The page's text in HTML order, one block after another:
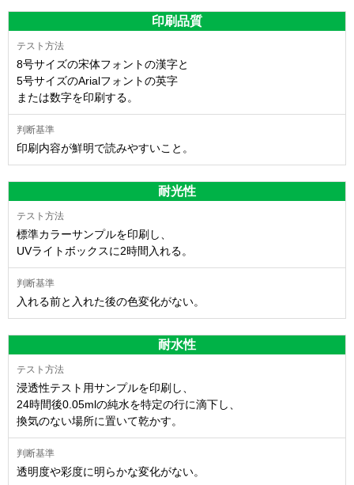
印刷品質
8号サイズの宋体フォントの漢字と
5号サイズのArialフォントの英字
または数字を印刷する。
印刷内容が鮮明で読みやすいこと。
耐光性
標準カラーサンプルを印刷し、
UVライトボックスに2時間入れる。
入れる前と入れた後の色変化がない。
耐水性
浸透性テスト用サンプルを印刷し、
24時間後0.05mlの純水を特定の行に滴下し、
換気のない場所に置いて乾かす。
透明度や彩度に明らかな変化がない。